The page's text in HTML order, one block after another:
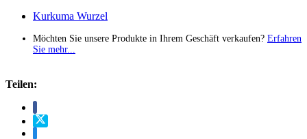
Kurkuma Wurzel
Möchten Sie unsere Produkte in Ihrem Geschäft verkaufen? Erfahren
Sie mehr...
Teilen: